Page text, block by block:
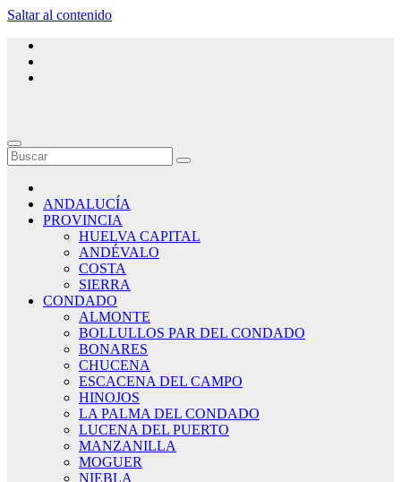
Saltar al contenido
ANDALUCÍA
PROVINCIA
HUELVA CAPITAL
ANDÉVALO
COSTA
SIERRA
CONDADO
ALMONTE
BOLLULLOS PAR DEL CONDADO
BONARES
CHUCENA
ESCACENA DEL CAMPO
HINOJOS
LA PALMA DEL CONDADO
LUCENA DEL PUERTO
MANZANILLA
MOGUER
NIEBLA